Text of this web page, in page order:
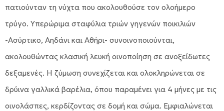
πατιούνταν τη νύχτα που ακολουθούσε τον ολοήμερο
τρύγο. Υπερώριμα σταφύλια τριών γηγενών ποικιλιών
-Ασύρτικο, Αηδάνι και Αθήρι- συνοινοποιούνται,
ακολουθώντας κλασική λευκή οινοποίηση σε ανοξείδωτες
δεξαμενές. Η ζύμωση συνεχίζεται και ολοκληρώνεται σε
δρύινα γαλλικά βαρέλια, όπου παραμένει για 4 μήνες με τις
οινολάσπες, κερδίζοντας σε δομή και σώμα. Εμφιαλώνεται